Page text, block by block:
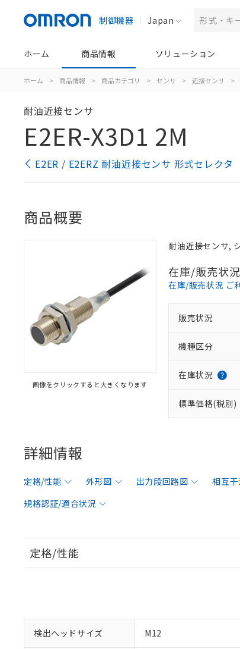
制御機器 Japan
ホーム 商品情報 ソリューション
ホーム > 商品情報 > 商品カテゴリ > センサ > 近接センサ >
耐油近接センサ
E2ER-X3D1 2M
E2ER / E2ERZ 耐油近接センサ 形式セレクタ
商品概要
画像をクリックすると大きくなります
耐油近接センサ,
在庫/販売状況
在庫/販売状況 ご
販売状況
機種区分
在庫状況
標準価格(税別)
詳細情報
定格/性能 外形図 出力段回路図 相互干
規格認証/適合状況
定格/性能
検出ヘッドサイズ M12